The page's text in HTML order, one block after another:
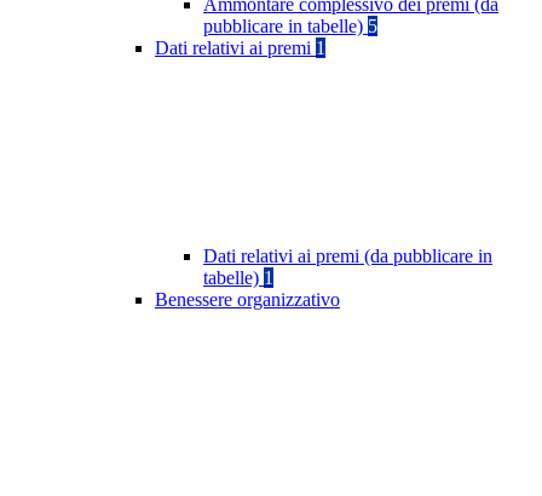
Ammontare complessivo dei premi (da
pubblicare in tabelle) 5
Dati relativi ai premi 1
Dati relativi ai premi (da pubblicare in
tabelle) 1
Benessere organizzativo